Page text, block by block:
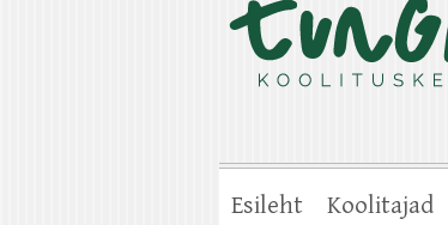
Esileht Koolitajad